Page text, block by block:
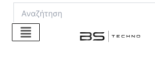
Μετάβαση
περιεχόμενο